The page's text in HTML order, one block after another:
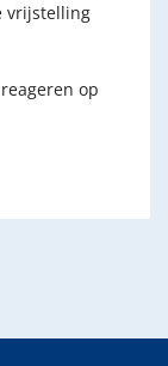
vrijstelling
op